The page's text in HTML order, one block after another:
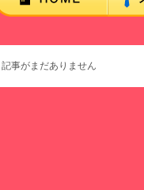
記事がまだありません